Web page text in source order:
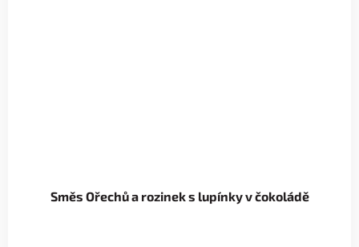
Směs Ořechů a rozinek s lupínky v čokoládě